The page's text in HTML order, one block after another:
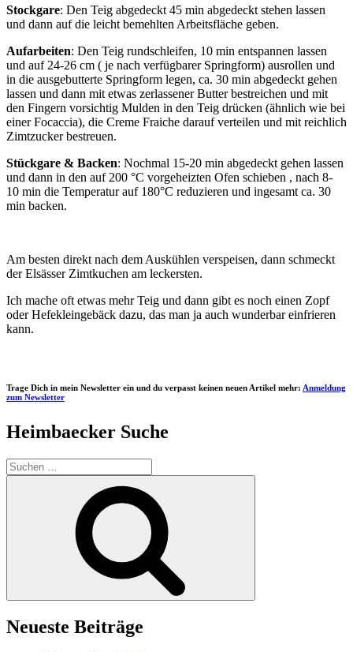
Stockgare: Den Teig abgedeckt 45 min abgedeckt stehen lassen
und dann auf die leicht bemehlten Arbeitsfläche geben.
Aufarbeiten: Den Teig rundschleifen, 10 min entspannen lassen
und auf 24-26 cm ( je nach verfügbarer Springform) ausrollen und
in die ausgebutterte Springform legen, ca. 30 min abgedeckt gehen
lassen und dann mit etwas zerlassener Butter bestreichen und mit
den Fingern vorsichtig Mulden in den Teig drücken (ähnlich wie bei
einer Focaccia), die Creme Fraiche darauf verteilen und mit reichlich
Zimtzucker bestreuen.
Stückgare & Backen: Nochmal 15-20 min abgedeckt gehen lassen
und dann in den auf 200 °C vorgeheizten Ofen schieben , nach 8-
10 min die Temperatur auf 180°C reduzieren und ingesamt ca. 30
min backen.
Am besten direkt nach dem Auskühlen verspeisen, dann schmeckt
der Elsässer Zimtkuchen am leckersten.
Ich mache oft etwas mehr Teig und dann gibt es noch einen Zopf
oder Hefekleingebäck dazu, das man ja auch wunderbar einfrieren
kann.
Trage Dich in mein Newsletter ein und du verpasst keinen neuen Artikel mehr: Anmeldung
zum Newsletter
Heimbaecker Suche
Suchen
nach:
Neueste Beiträge